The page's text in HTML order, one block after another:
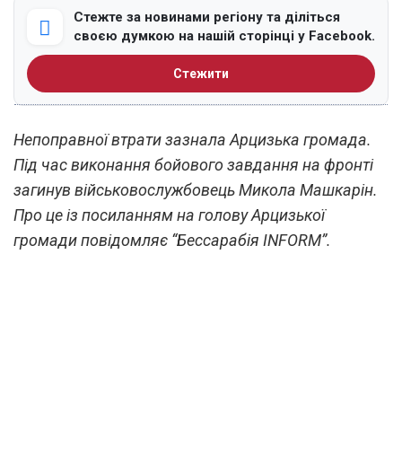
Стежте за новинами регіону та діліться
своєю думкою на нашій сторінці у Facebook.
Стежити
Непоправної втрати зазнала Арцизька громада.
Під час виконання бойового завдання на фронті
загинув військовослужбовець Микола Машкарін.
Про це із посиланням на голову Арцизької
громади повідомляє “Бессарабія INFORM”.